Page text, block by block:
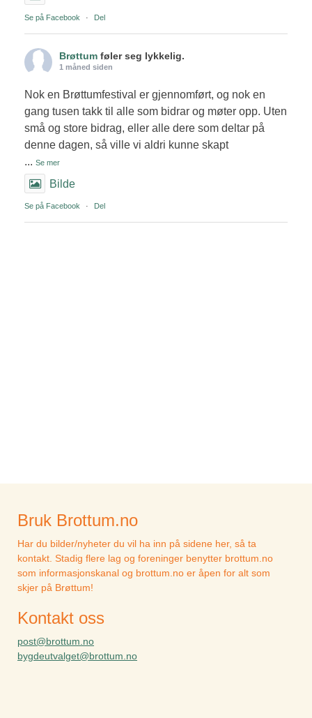
Se på Facebook · Del
Brøttum føler seg lykkelig.
1 måned siden
Nok en Brøttumfestival er gjennomført, og nok en
gang tusen takk til alle som bidrar og møter opp. Uten
små og store bidrag, eller alle dere som deltar på
denne dagen, så ville vi aldri kunne skapt
... Se mer
Bilde
Se på Facebook · Del
Bruk Brottum.no
Har du bilder/nyheter du vil ha inn på sidene her, så ta
kontakt. Stadig flere lag og foreninger benytter brottum.no
som informasjonskanal og brottum.no er åpen for alt som
skjer på Brøttum!
Kontakt oss
post@brottum.no
bygdeutvalget@brottum.no